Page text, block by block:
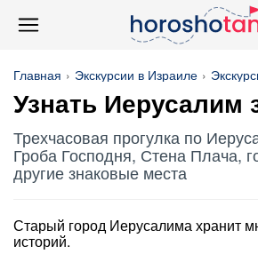
Главная Экскурсии в Израиле
Узнать Иерусалим
Трехчасовая прогулка по
Гроба Господня, Стена Плача,
другие знаковые места
Старый город Иерусалима хранит
историй.